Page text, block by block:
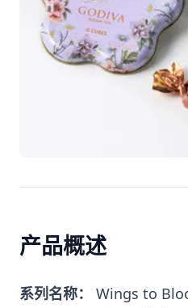
产品概述
系列名称：
Wings to